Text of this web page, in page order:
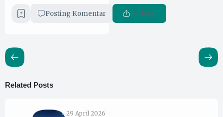
Posting Komentar Berbagi
Related Posts
29 April 2026